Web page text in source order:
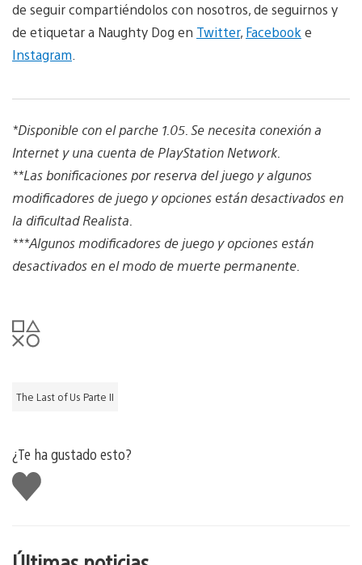
de seguir compartiéndolos con nosotros, de seguirnos y
de etiquetar a Naughty Dog en Twitter, Facebooke
Instagram.
*Disponible con el parche 1.05. Se necesita conexión a
Internet y una cuenta de PlayStation Network.
**Las bonificaciones por reserva del juego y algunos
modificadores de juego y opciones están desactivados en
la dificultad Realista.
***Algunos modificadores de juego y opciones están
desactivados en el modo de muerte permanente.
The Last of Us Parte II
¿Te ha gustado esto?
Me
gusta
esto